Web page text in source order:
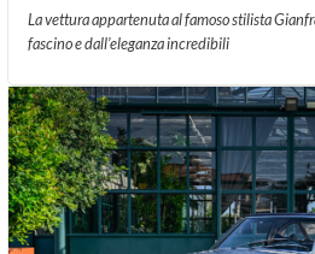
La vettura appartenuta al famoso stilista
fascino e dall’eleganza incredibili